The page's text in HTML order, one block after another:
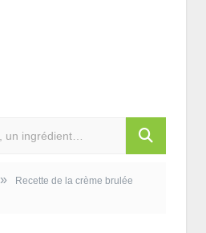
»
Recette de la crème brulée